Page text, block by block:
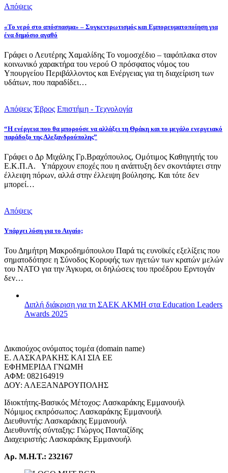
Απόψεις
«Το νερό στο απόσπασμα» – Συγκεντρωτισμός και Εμπορευματοποίηση για
ένα δημόσιο αγαθό
Γράφει ο Λευτέρης Χαμαλίδης Το νομοσχέδιο – ταφόπλακα στον
κοινωνικό χαρακτήρα του νερού Ο πρόσφατος νόμος του
Υπουργείου Περιβάλλοντος και Ενέργειας για τη διαχείριση των
υδάτων, που παραδίδει…
Απόψεις Έβρος Επιστήμη - Τεχνολογία
“Η ενέργεια που θα μπορούσε να αλλάξει τη Θράκη και το μεγάλο ενεργειακό
παράδοξο της Αλεξανδρούπολης”
Γράφει ο Δρ Μιχάλης Γρ.Βραχόπουλος, Ομότιμος Καθηγητής του
Ε.Κ.Π.Α. Υπάρχουν εποχές που η ανάπτυξη δεν σκοντάφτει στην
έλλειψη πόρων, αλλά στην έλλειψη βούλησης. Και τότε δεν
μπορεί…
Απόψεις
Υπάρχει λύση για το Αιγαίο;
Του Δημήτρη Μακροδημόπουλου Παρά τις ευνοϊκές εξελίξεις που
σηματοδότησε η Σύνοδος Κορυφής των ηγετών των κρατών μελών
του ΝΑΤΟ για την Άγκυρα, οι δηλώσεις του προέδρου Ερντογάν
δεν…
Διπλή διάκριση για τη ΣΑΕΚ ΑΚΜΗ στα Education Leaders
Awards 2025
Δικαιούχος ονόματος τομέα (domain name)
Ε. ΛΑΣΚΑΡΑΚΗΣ ΚΑΙ ΣΙΑ ΕΕ
ΕΦΗΜΕΡΙΔΑ ΓΝΩΜΗ
ΑΦΜ: 082164919
ΔΟΥ: ΑΛΕΞΑΝΔΡΟΥΠΟΛΗΣ
Ιδιοκτήτης-Βασικός Μέτοχος: Λασκαράκης Εμμανουήλ
Νόμιμος εκπρόσωπος: Λασκαράκης Εμμανουήλ
Διευθυντής: Λασκαράκης Εμμανουήλ
Διευθυντής σύνταξης: Γιώργος Πανταζίδης
Διαχειριστής: Λασκαράκης Εμμανουήλ
Αρ. Μ.Η.Τ.: 232167